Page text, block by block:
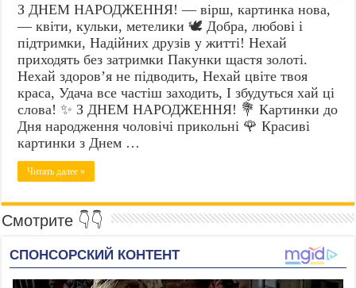
З ДНЕМ НАРОДЖЕННЯ! — вірш, картинка нова,
— квіти, кульки, метелики 🕊️ Добра, любові і
підтримки, Надійних друзів у житті! Нехай
приходять без затримки Пакунки щастя золоті.
Нехай здоров’я не підводить, Нехай цвіте твоя
краса, Удача все частіш заходить, І збудуться хай ці
слова! ✨ З ДНЕМ НАРОДЖЕННЯ! 💐 Картинки до
Дня народження чоловічі прикольні 🌹 Красиві
картинки з Днем …
Читать далее »
Смотрите 👇👇